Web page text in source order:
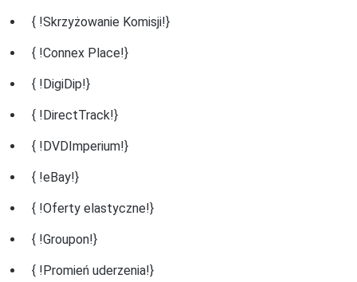
{ !Skrzyżowanie Komisji!}
{ !Connex Place!}
{ !DigiDip!}
{ !DirectTrack!}
{ !DVDImperium!}
{ !eBay!}
{ !Oferty elastyczne!}
{ !Groupon!}
{ !Promień uderzenia!}